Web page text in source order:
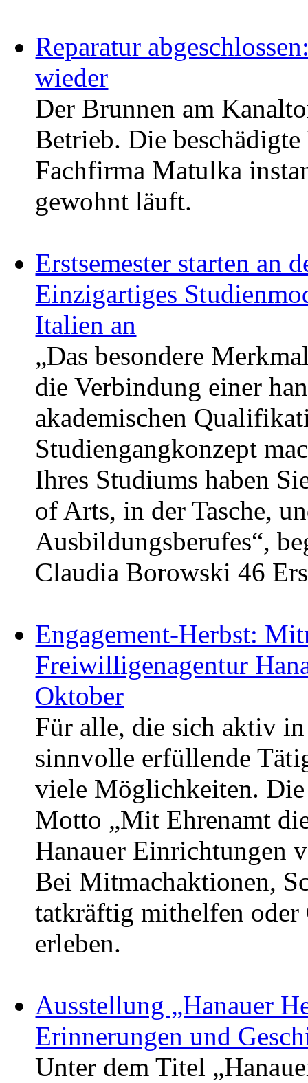
Reparatur
wieder
Der Brunnen am
Betrieb. Die
Fachfirma Matulka
gewohnt läuft.
Erstsemester starten an
Einzigartiges
Italien an
„Das besondere
die Verbindung einer
akademischen
Studiengangkonzept
Ihres Studiums haben
of Arts, in der Tasche,
Ausbildungsberufes“,
Claudia Borowski 46
Engagement-Herbst:
Freiwilligenagentur
Oktober
Für alle, die sich aktiv
sinnvolle erfüllende
viele Möglichkeiten.
Motto „Mit Ehrenamt
Hanauer Einrichtungen
Bei Mitmachaktionen,
tatkräftig mithelfen oder
erleben.
Ausstellung „Hanauer
Erinnerungen und
Unter dem Titel